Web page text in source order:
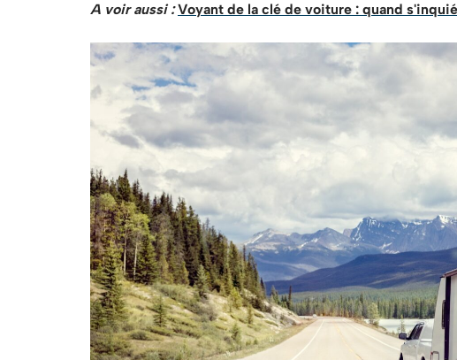
A voir aussi : Voyant de la clé de voiture : quand